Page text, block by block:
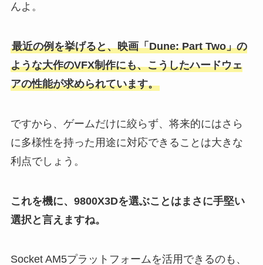
んよ。
最近の例を挙げると、映画「Dune: Part Two」の
ような大作のVFX制作にも、こうしたハードウェ
アの性能が求められています。
ですから、ゲームだけに絞らず、将来的にはさら
に多様性を持った用途に対応できることは大きな
利点でしょう。
これを機に、9800X3Dを選ぶことはまさに手堅い
選択と言えますね。
Socket AM5プラットフォームを活用できるのも、